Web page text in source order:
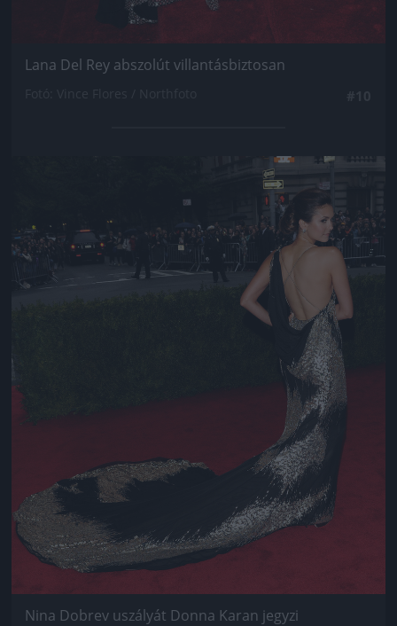
Lana Del Rey abszolút villantásbiztosan
Nina Dobrev uszályát Donna Karan jegyzi